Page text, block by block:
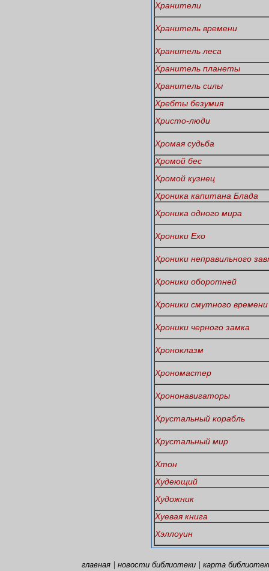
Хранители
Хранитель времени
Хранитель леса
Хранитель планеты
Хранитель силы
Хребты безумия
Христо-люди
Хромая судьба
Хромой бес
Хромой кузнец
Хроника капитана Блада
Хроника одного мира
Хроники Ехо
Хроники неправильного
Хроники оборотней
Хроники смутного времени
Хроники черного замка
Хроноклазм
Хрономастер
Хрононавигаторы
Хрустальный корабль
Хрустальный мир
Хтон
Худеющий
Художник
Хуевая книга
Хэллоуин
главная| новости библиотеки| карта